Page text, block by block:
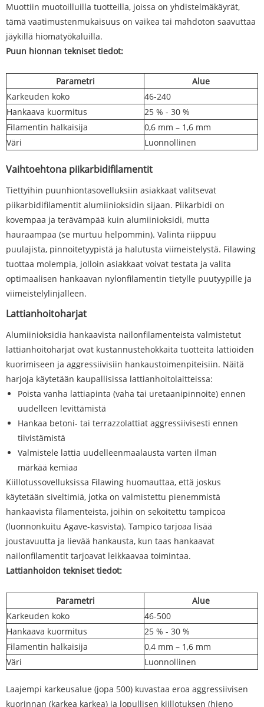
Muottiin muotoilluilla tuotteilla, joissa on yhdistelmäkäyrät,
tämä vaatimustenmukaisuus on vaikea tai mahdoton saavuttaa
jäykillä hiomatyökaluilla.
Puun hionnan tekniset tiedot:
Parametri
Alue
Karkeuden koko
46-240
Hankaava kuormitus
25 % - 30 %
Filamentin halkaisija
0,6 mm – 1,6 mm
Väri
Luonnollinen
Vaihtoehtona piikarbidifilamentit
Tiettyihin puunhiontasovelluksiin asiakkaat valitsevat
piikarbidifilamentit alumiinioksidin sijaan. Piikarbidi on
kovempaa ja terävämpää kuin alumiinioksidi, mutta
hauraampaa (se murtuu helpommin). Valinta riippuu
puulajista, pinnoitetyypistä ja halutusta viimeistelystä. Filawing
tuottaa molempia, jolloin asiakkaat voivat testata ja valita
optimaalisen hankaavan nylonfilamentin tietylle puutyypille ja
viimeistelylinjalleen.
Lattianhoitoharjat
Alumiinioksidia hankaavista nailonfilamenteista valmistetut
lattianhoitoharjat ovat kustannustehokkaita tuotteita lattioiden
kuorimiseen ja aggressiivisiin hankaustoimenpiteisiin. Näitä
harjoja käytetään kaupallisissa lattianhoitolaitteissa:
Poista vanha lattiapinta (vaha tai uretaanipinnoite) ennen
uudelleen levittämistä
Hankaa betoni- tai terrazzolattiat aggressiivisesti ennen
tiivistämistä
Valmistele lattia uudelleenmaalausta varten ilman
märkää kemiaa
Kiillotussovelluksissa Filawing huomauttaa, että joskus
käytetään siveltimiä, jotka on valmistettu pienemmistä
hankaavista filamenteista, joihin on sekoitettu tampicoa
(luonnonkuitu Agave-kasvista). Tampico tarjoaa lisää
joustavuutta ja lievää hankausta, kun taas hankaavat
nailonfilamentit tarjoavat leikkaavaa toimintaa.
Lattianhoidon tekniset tiedot:
Parametri
Alue
Karkeuden koko
46-500
Hankaava kuormitus
25 % - 30 %
Filamentin halkaisija
0,4 mm – 1,6 mm
Väri
Luonnollinen
Laajempi karkeusalue (jopa 500) kuvastaa eroa aggressiivisen
kuorinnan (karkea karkea) ja lopullisen kiillotuksen (hieno